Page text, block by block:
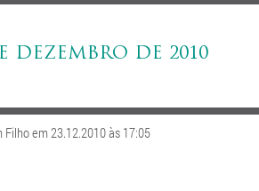
DEZEMBRO DE 2010
em 23.12.2010 às 17:05